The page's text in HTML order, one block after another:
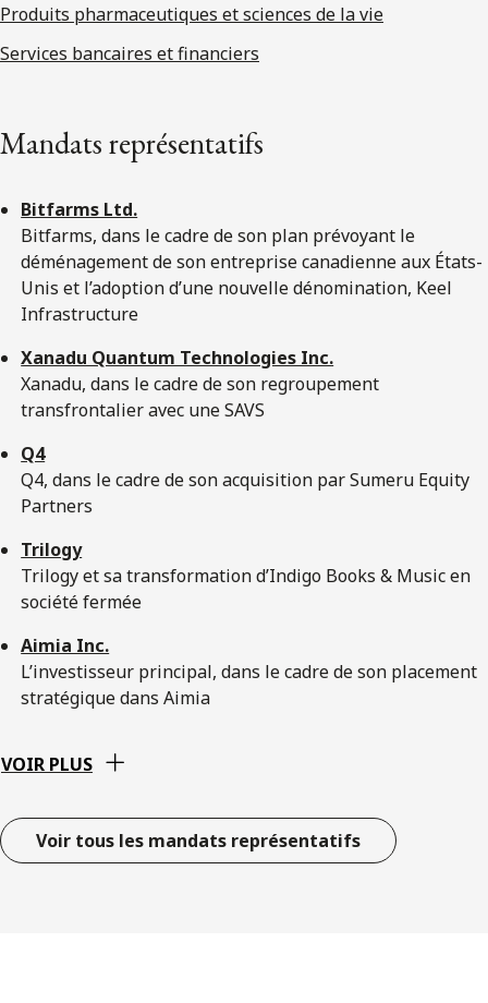
Produits pharmaceutiques et sciences de la vie
Services bancaires et financiers
Mandats représentatifs
Bitfarms Ltd.
Bitfarms, dans le cadre de son plan prévoyant le
déménagement de son entreprise canadienne aux États-
Unis et l’adoption d’une nouvelle dénomination, Keel
Infrastructure
Xanadu Quantum Technologies Inc.
Xanadu, dans le cadre de son regroupement
transfrontalier avec une SAVS
Q4
Q4, dans le cadre de son acquisition par Sumeru Equity
Partners
Trilogy
Trilogy et sa transformation d’Indigo Books & Music en
société fermée
Aimia Inc.
L’investisseur principal, dans le cadre de son placement
stratégique dans Aimia
VOIR PLUS
Voir tous les mandats représentatifs